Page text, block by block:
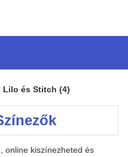
Lilo és Stitch (4)
online kiszínezheted és